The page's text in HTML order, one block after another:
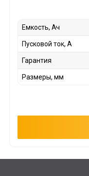
Емкость, Ач
Пусковой ток, А
Гарантия
Размеры, мм